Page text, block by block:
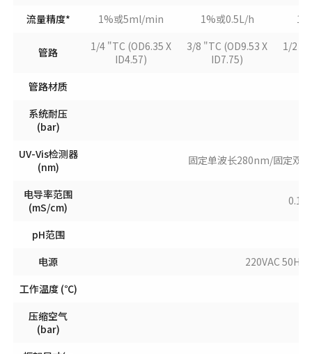
流量精度* 1%或5ml/min 1%或0.5L/h
管路
1/4 "TC (OD6.35 X
ID4.57)
3/8 "TC (OD9.53 X
ID7.75)
1/2
管路材质
系统耐压
(bar)
UV-Vis检测器
(nm)
固定单波长280nm/固定双
电导率范围
(mS/cm)
pH范围
电源
220VAC 50Hz
工作温度 (℃)
压缩空气
(bar)